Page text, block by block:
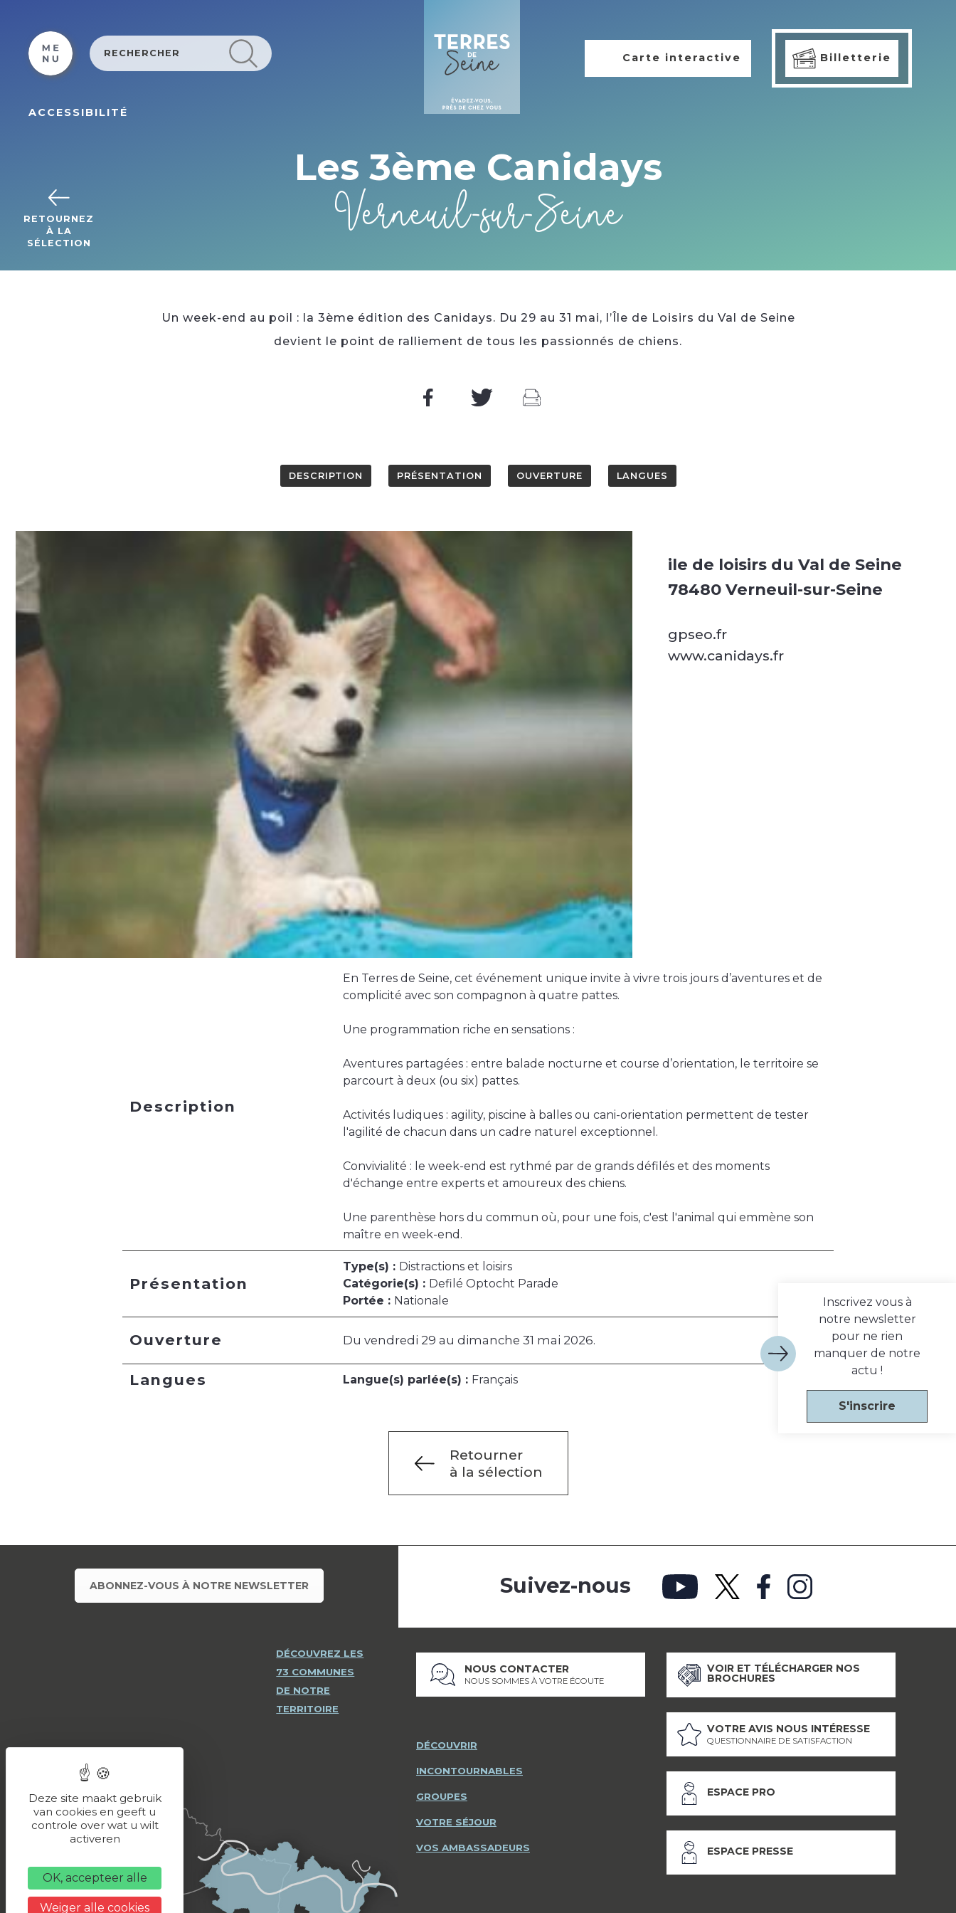
ACCESSIBILITÉ
Carte interactive Billetterie
RETOURNEZ
À LA
SÉLECTION
Les 3ème Canidays
Verneuil-sur-Seine
Un week-end au poil : la 3ème édition des Canidays. Du 29 au 31 mai, l’Île de Loisirs du Val de Seine
devient le point de ralliement de tous les passionnés de chiens.
DESCRIPTION PRÉSENTATION OUVERTURE LANGUES
ile de loisirs du Val de Seine
78480 Verneuil-sur-Seine
gpseo.fr
www.canidays.fr
Description
En Terres de Seine, cet événement unique invite à vivre trois jours d’aventures et de
complicité avec son compagnon à quatre pattes.
Une programmation riche en sensations :
Aventures partagées : entre balade nocturne et course d’orientation, le territoire se
parcourt à deux (ou six) pattes.
Activités ludiques : agility, piscine à balles ou cani-orientation permettent de tester
l'agilité de chacun dans un cadre naturel exceptionnel.
Convivialité : le week-end est rythmé par de grands défilés et des moments
d'échange entre experts et amoureux des chiens.
Une parenthèse hors du commun où, pour une fois, c'est l'animal qui emmène son
maître en week-end.
Présentation
Type(s) : Distractions et loisirs
Catégorie(s) : Defilé Optocht Parade
Portée : Nationale
Ouverture Du vendredi 29 au dimanche 31 mai 2026.
Langues Langue(s) parlée(s) : Français
Retourner
à la sélection
Inscrivez vous à
notre newsletter
pour ne rien
manquer de notre
actu !
S'inscrire
ABONNEZ-VOUS À NOTRE NEWSLETTER
DÉCOUVREZ LES
73 COMMUNES
DE NOTRE
TERRITOIRE
Suivez-nous
NOUS CONTACTER
NOUS SOMMES À VOTRE ÉCOUTE
DÉCOUVRIR
INCONTOURNABLES
GROUPES
VOTRE SÉJOUR
VOS AMBASSADEURS
VOIR ET TÉLÉCHARGER NOS
BROCHURES
VOTRE AVIS NOUS INTÉRESSE
QUESTIONNAIRE DE SATISFACTION
ESPACE PRO
ESPACE PRESSE
Deze site maakt gebruik
van cookies en geeft u
controle over wat u wilt
activeren
OK, accepteer alle
Weiger alle cookies